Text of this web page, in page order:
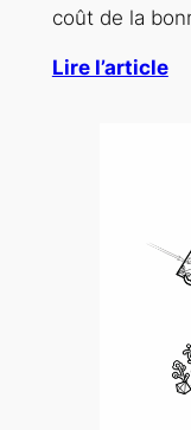
coût de la
Lire l’article